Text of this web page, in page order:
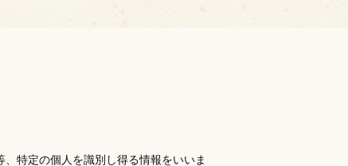
特定の個人を識別し得る情報をいいま